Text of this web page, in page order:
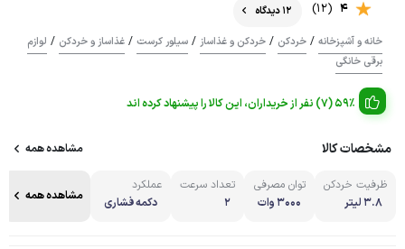
4
(12)
12 دیدگاه
خانه و آشپزخانه / خردکن / خردکن و غذاساز / سیلور کرست / غذاساز و خردکن / لوازم
برقی خانگی
59% (7) نفر از خریداران، این کالا را پیشنهاد کرده اند
مشخصات کالا مشاهده همه
ظرفیت خردکن
۳.۸ لیتر
توان مصرفی
۳۰۰۰ وات
تعداد سرعت
۲
عملکرد
دکمه فشاری
مشاهده همه